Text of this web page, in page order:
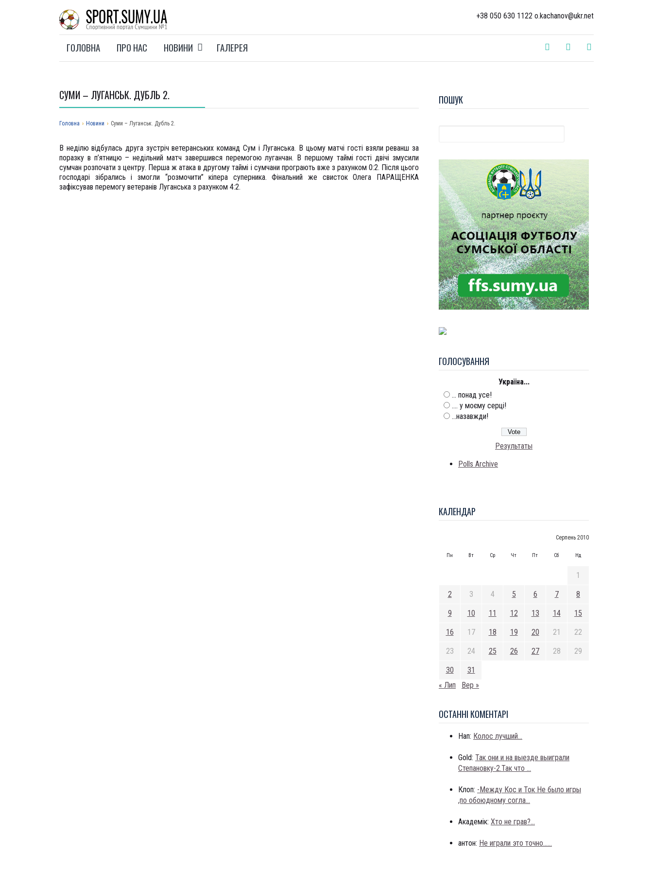
+38 050 630 1122 o.kachanov@ukr.net
ГОЛОВНА ПРО НАС НОВИНИ ГАЛЕРЕЯ
ПОШУК
ГОЛОСУВАННЯ
Україна...
... понад усе!
.... у моєму серці!
...назавжди!
Результаты
Polls Archive
КАЛЕНДАР
Серпень 2010
Пн Вт Ср Чт Пт Сб Нд
1
2 3 4 5 6 7 8
9 10 11 12 13 14 15
16 17 18 19 20 21 22
23 24 25 26 27 28 29
30
31
« Лип
Вер »
ОСТАННI КОМЕНТАРI
Нап: Колос лучший...
Gold: Так они и на выезде выиграли
Степановку-2.Так что ...
Клоп: -Между Кос и Ток Не было игры
,по обоюдному согла...
Академік: Хто не грав?...
антон: Не играли это точно......
СУМИ – ЛУГАНСЬК. ДУБЛЬ 2.
Головна › Новини › Суми – Луганськ. Дубль 2.
В неділю відбулась друга зустріч ветеранських команд Сум і Луганська. В цьому матчі гості взяли реванш за
поразку в п’ятницю – недільний матч завершився перемогою луганчан. В першому таймі гості двічі змусили
сумчан розпочати з центру. Перша ж атака в другому таймі і сумчани програють вже з рахунком 0:2. Після цього
господарі зібрались і змогли “розмочити” кіпера суперника. Фінальний же свисток Олега ПАРАЩЕНКА
зафіксував перемогу ветеранів Луганська з рахунком 4:2.